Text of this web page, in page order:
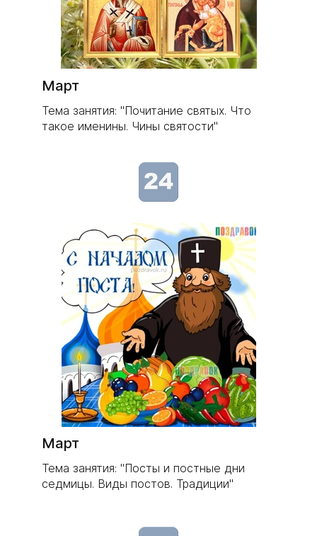
​Март
Тема занятия: "Почитание святых. Что
такое именины. Чины святости"
​Март
Тема занятия: "Посты и постные дни
седмицы. Виды постов. Традиции"